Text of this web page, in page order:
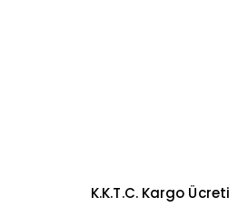
K.K.T.C. Kargo Ücreti